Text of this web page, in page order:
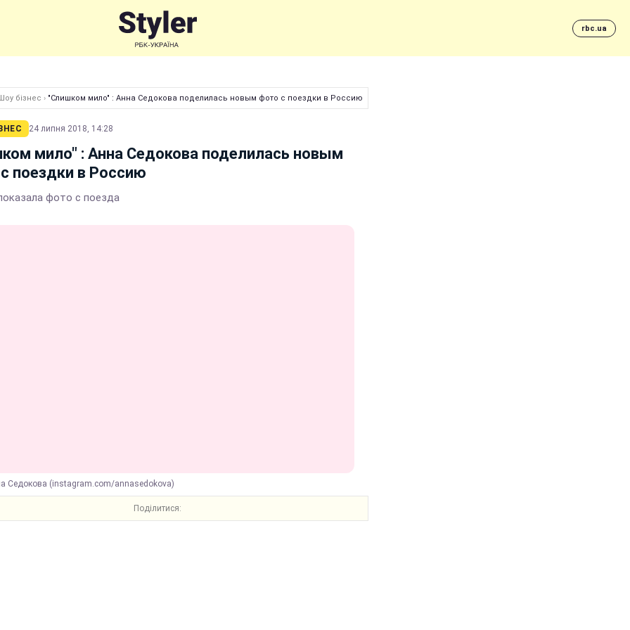
rbc.ua
бізнес › "Слишком мило" : Анна Седокова поделилась новым фото с поездки в Россию
24 липня 2018, 14:28
мило" : Анна Седокова поделилась новым
поездки в Россию
фото с поезда
Седокова (instagram.com/annasedokova)
Поділитися: